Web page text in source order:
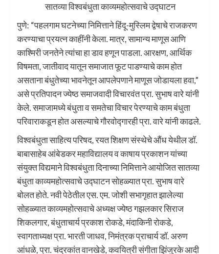
सातव्या विश्वबंधुता काव्यमहोत्सवाचे उद्घाटन
पुणे: “पहलगाम घटनेच्या निमित्ताने हिंदू-मुस्लिम द्वेषाचे राजकरण
करण्याचा प्रयत्न काहींनी केला. मात्र, सामान्य माणूस आणि
काश्मिरी जनतेने त्यांचा हा डाव हणून पाडला. आरक्षण, आर्थिक
विषमता, जातीवाद यातून समाजात फूट पाडण्याचे काम होत
असताना बंधुतेच्या भावनेतून आपलेपणाने माणूस जोडायला हवा,”
असे प्रतिपादन ज्येष्ठ समाजवादी विचारवंत प्रा. सुभाष वारे यांनी
केले. समाजामध्ये बंधुता व समतेचा विचार पेरण्याचे काम बंधुता
परिवाराकडून होत असल्याचे गौरवोद्गारही प्रा. वारे यांनी काढले.
विश्वबंधुता साहित्य परिषद, रयत शिक्षण संस्थेचे औंध येथील डॉ.
बाबासाहेब आंबेडकर महाविद्यालय व काषाय प्रकाशन यांच्या
संयुक्त विद्यमाने विश्वबंधुता दिनाच्या निमित्ताने आयोजित सातव्या
बंधुता काव्यमहोत्सवाचे उद्घाटन सोहळ्यात प्रा. सुभाष वारे
बोलत होते. नवी पेठेतील एस. एम. जोशी सभागृहात झालेल्या
सोहळ्यात काव्यमहोत्सवाचे अध्यक्ष ज्येष्ठ गझलकार सिराज
शिकलगार, बंधुताचार्य प्रकाश रोकडे, मंदाकिनी रोकडे,
स्वागताध्यक्ष प्रा. भारती जाधव, निमंत्रक प्राचार्य डॉ. अरुण
आंधळे, प्रा. चंद्रकांत वानखेडे, कवयित्री संगीता झिंजुरके आदी